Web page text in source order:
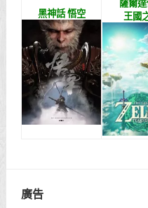
黑神話 悟空
薩爾
王國
廣告